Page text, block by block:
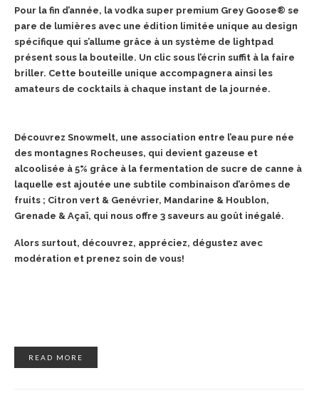
Pour la fin d’année, la vodka super premium Grey Goose® se
pare de lumières avec une édition limitée unique au design
spécifique qui s’allume grâce à un système de lightpad
présent sous la bouteille. Un clic sous l’écrin suffit à la faire
briller. Cette bouteille unique accompagnera ainsi les
amateurs de cocktails à chaque instant de la journée.
Découvrez Snowmelt, une association entre l’eau pure née
des montagnes Rocheuses, qui devient gazeuse et
alcoolisée à 5% grâce à la fermentation de sucre de canne à
laquelle est ajoutée une subtile combinaison d’arômes de
fruits ; Citron vert & Genévrier, Mandarine & Houblon,
Grenade & Açaï, qui nous offre 3 saveurs au goût inégalé.
Alors surtout, découvrez, appréciez, dégustez avec
modération et prenez soin de vous!
READ MORE